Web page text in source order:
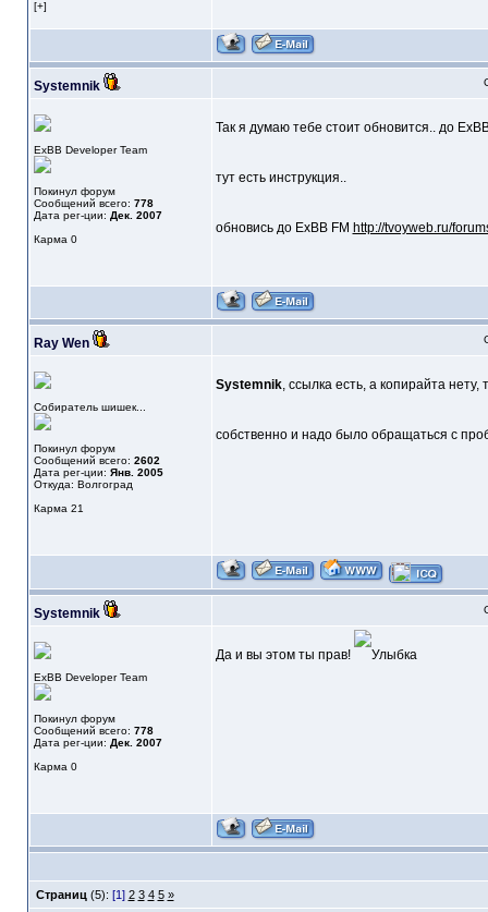
[+]
Systemnik
ExBB Developer Team
Покинул форум
Сообщений всего: 778
Дата рег-ции: Дек. 2007
Карма 0
Так я думаю тебе стоит обновится.. до
тут есть инструкция..
обновись до ExBB FM http://tvoyweb.ru/
Ray Wen
Собиратель шишек...
Покинул форум
Сообщений всего: 2602
Дата рег-ции: Янв. 2005
Откуда: Волгоград
Карма 21
Systemnik, ссылка есть, а копирайта
собственно и надо было обращаться с
Systemnik
ExBB Developer Team
Покинул форум
Сообщений всего: 778
Дата рег-ции: Дек. 2007
Карма 0
Да и вы этом ты прав!
Страниц (5): [1] 2 3 4 5 »